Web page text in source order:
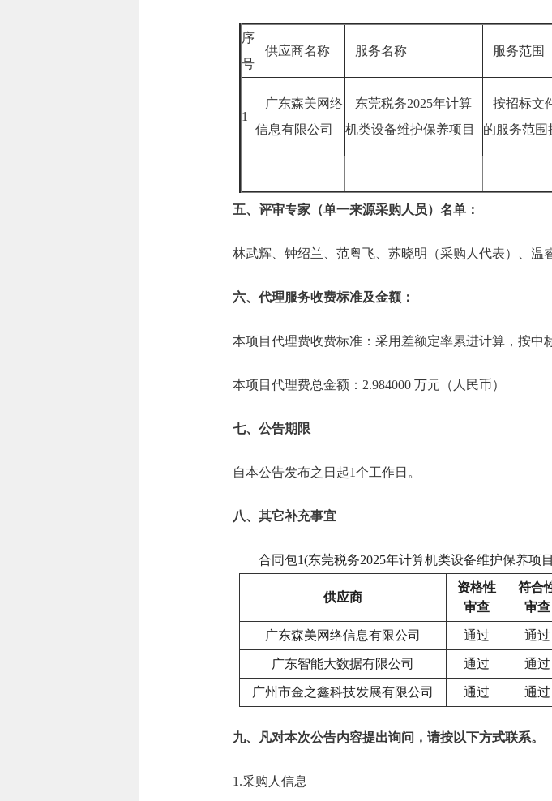
序
号
供应商名称 服务名称 服务范围
1
广东森美网络
信息有限公司
东莞税务2025年计算
机类设备维护保养项目
按招标文
的服务范围
五、评审专家（单一来源采购人员）名单：
林武辉、钟绍兰、范粤飞、苏晓明（采购人代表）、温
六、代理服务收费标准及金额：
本项目代理费收费标准：采用差额定率累进计算，按中
本项目代理费总金额：2.984000 万元（人民币）
七、公告期限
自本公告发布之日起1个工作日。
八、其它补充事宜
合同包1(东莞税务2025年计算机类设备维护保养项
供应商
资格性
审查
符合
审查
广东森美网络信息有限公司 通过 通过
广东智能大数据有限公司 通过 通过
广州市金之鑫科技发展有限公司 通过 通过
九、凡对本次公告内容提出询问，请按以下方式联系。
1.采购人信息